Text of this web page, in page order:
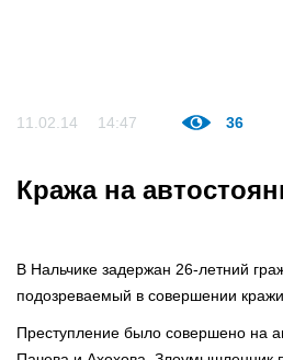
11.02.14 14:47 36
Кража на
В Нальчике задержан 26-летний
подозреваемый в совершении
Преступление было совершено на